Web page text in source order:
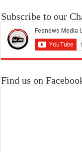
Subscribe to our
Find us on